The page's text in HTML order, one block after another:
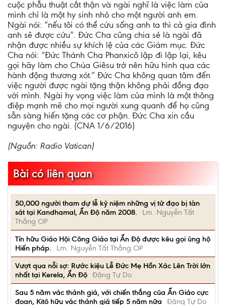
cuộc phẫu thuật cắt thận và ngài nghĩ là việc làm của
mình chỉ là một hy sinh nhỏ cho một người anh em.
Ngài nói: “nếu tôi có thể cứu sống anh ta thì cả gia đình
anh sẽ được cứu”. Đức Cha cũng chia sẻ là ngài đã
nhận được nhiều sự khích lệ của các Giám mục. Đức
Cha nói: “Đức Thánh Cha Phanxicô lập đi lập lại, kêu
gọi hãy làm cho Chúa Giêsu trở nên hữu hình qua các
hành động thương xót.” Đức Cha không quan tâm đến
việc người được ngài tặng thận không phải đồng đạo
với mình. Ngài hy vọng việc làm của mình là một thông
điệp mạnh mẽ cho mọi người xung quanh để họ cũng
sẵn sàng hiến tặng các cơ phận. Đức Cha xin cầu
nguyện cho ngài. (CNA 1/6/2016)
(Nguồn: Radio Vatican)
Bài có liên quan
50,000 người tham dự lễ kỷ niệm những vị tử đạo bị tàn
sát tại Kandhamal, Ấn Độ năm 2008.
Lm. Nguyễn Tất
Thắng OP
Tín hữu Giáo Hội Công Giáo tại Ấn Độ được kêu gọi ủng hộ
Hiến pháp.
Lm. Nguyễn Tất Thắng OP
Vượt qua nỗi sợ: Rước kiệu Lễ Đức Mẹ Hồn Xác Lên Trời lớn
nhất tại Kerela, Ấn Độ Đặng Tự Do
Sau 5 năm vác thánh giá, với chiến thắng của Ấn Giáo cực
đoan, Kitô hữu vác thánh giá tiếp 5 năm nữa
Đặng Tự Do